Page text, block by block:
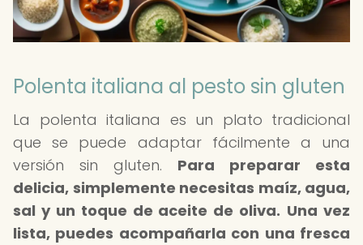
Polenta italiana al pesto sin gluten
La polenta italiana es un plato tradicional
que se puede adaptar fácilmente a una
versión sin gluten. Para preparar esta
delicia, simplemente necesitas maíz, agua,
sal y un toque de aceite de oliva. Una vez
lista, puedes acompañarla con una fresca